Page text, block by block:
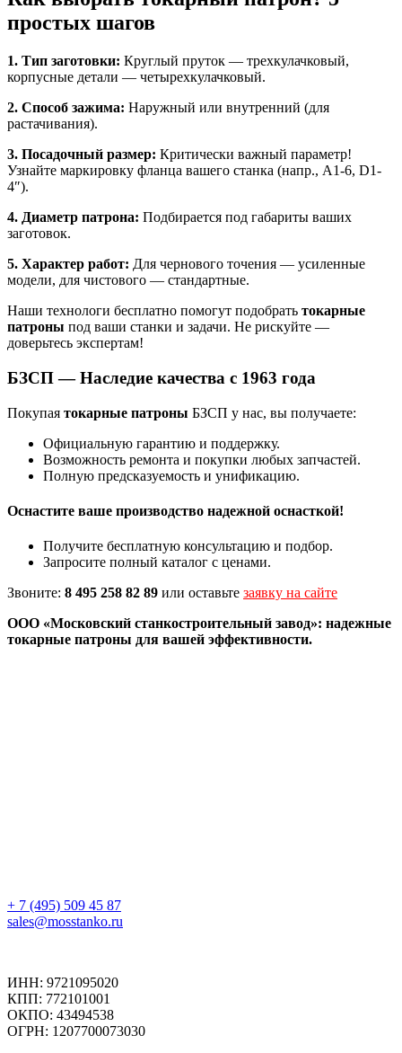
простых шагов
1. Тип заготовки: Круглый пруток — трехкулачковый,
корпусные детали — четырехкулачковый.
2. Способ зажима: Наружный или внутренний (для
растачивания).
3. Посадочный размер: Критически важный параметр!
Узнайте маркировку фланца вашего станка (напр., А1-6, D1-
4″).
4. Диаметр патрона: Подбирается под габариты ваших
заготовок.
5. Характер работ: Для чернового точения — усиленные
модели, для чистового — стандартные.
Наши технологи бесплатно помогут подобрать токарные
патроны под ваши станки и задачи. Не рискуйте —
доверьтесь экспертам!
БЗСП — Наследие качества с 1963 года
Покупая токарные патроны БЗСП у нас, вы получаете:
Официальную гарантию и поддержку.
Возможность ремонта и покупки любых запчастей.
Полную предсказуемость и унификацию.
Оснастите ваше производство надежной оснасткой!
Получите бесплатную консультацию и подбор.
Запросите полный каталог с ценами.
Звоните: 8 495 258 82 89 или оставьте заявку на сайте
ООО «Московский станкостроительный завод»: надежные
токарные патроны для вашей эффективности.
+ 7 (495) 509 45 87
sales@mosstanko.ru
ИНН: 9721095020
КПП: 772101001
ОКПО: 43494538
ОГРН: 1207700073030